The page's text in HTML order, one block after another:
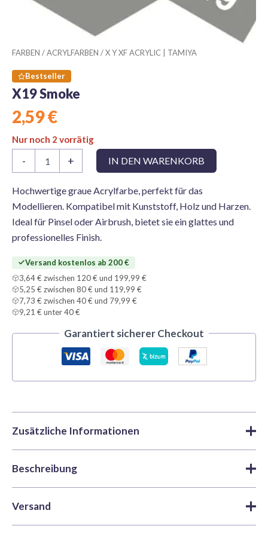
FARBEN /ACRYLFARBEN /X Y XF ACRYLIC | TAMIYA
Bestseller
X19 Smoke
2,59€
Nur noch 2 vorrätig
-
Smoke
+ IN DEN WARENKORB
Hochwertige graue Acrylfarbe, perfekt für das
Modellieren. Kompatibel mit Kunststoff, Holz und Harzen.
Ideal für Pinsel oder Airbrush, bietet sie ein glattes und
professionelles Finish.
Versand kostenlos ab 200 €
3,64 € zwischen 120 € und 199,99 €
5,25 € zwischen 80 € und 119,99 €
7,73 € zwischen 40 € und 79,99 €
9,21 € unter 40 €
Garantiert sicherer Checkout
Zusätzliche Informationen
Marke
Acrylfarben,Farben,X y XF
Artikelnummer
TAM81519
Beschreibung
Tamiya X19 Smoke ist eine vielseitige, leicht anzuwendende
Versand